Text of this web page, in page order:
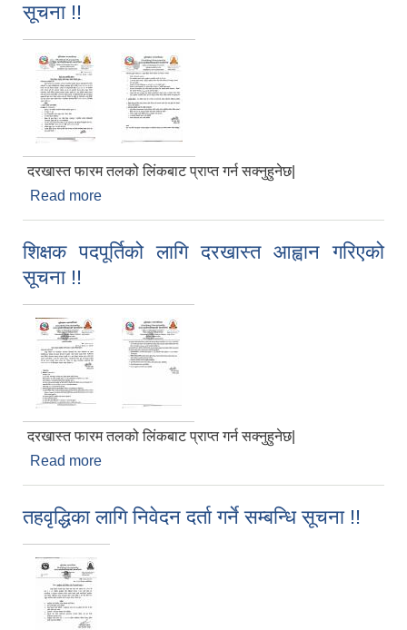
सूचना !!
दरखास्त फारम तलको लिंकबाट प्राप्त गर्न सक्नुहुनेछ|
Read more
शिक्षक पदपूर्तिको लागि दरखास्त आह्वान गरिएको
सूचना !!
दरखास्त फारम तलको लिंकबाट प्राप्त गर्न सक्नुहुनेछ|
Read more
तहवृद्धिका लागि निवेदन दर्ता गर्ने सम्बन्धि सूचना !!